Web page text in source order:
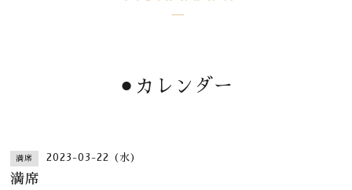
⚫︎カレンダー
満席 2023-03-22 (水)
満席